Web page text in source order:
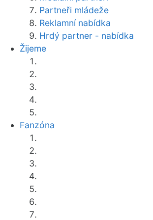
Partneři mládeže
Reklamní nabídka
Hrdý partner - nabídka
Žijeme
Fanzóna